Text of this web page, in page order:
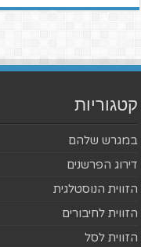
קטגוריות
במגרש שלהם
דירוג הפרשנים
הזווית הנוסטלגית
הזווית לחיבורים
הזווית לסל